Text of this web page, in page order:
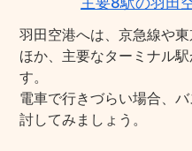
羽田空港へは、京急線や
ほか、主要なターミナル
す。
電車で行きづらい場合、
討してみましょう。